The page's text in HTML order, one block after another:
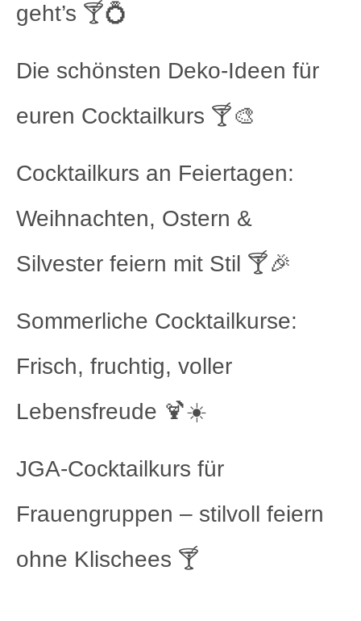
geht’s 🍸💍
Die schönsten Deko-Ideen für
euren Cocktailkurs 🍸🎨
Cocktailkurs an Feiertagen:
Weihnachten, Ostern &
Silvester feiern mit Stil 🍸🎉
Sommerliche Cocktailkurse:
Frisch, fruchtig, voller
Lebensfreude 🍹☀️
JGA-Cocktailkurs für
Frauengruppen – stilvoll feiern
ohne Klischees 🍸